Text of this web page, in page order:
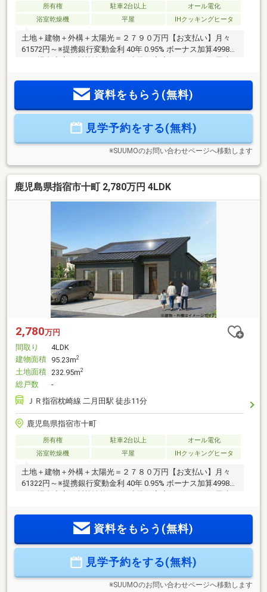
所有権 駐車2台以上
オール電化
浴室乾燥機
平屋 IHクッキングヒータ
土地＋建物＋外構＋太陽光＝２７９０万円【お支払い】月々
61572円～※提携銀行変動金利 40年 0.95% ボーナス加算49980
円の場合◆高い断熱性能のZEH水準住宅◆４ＬＤＫ、平屋建
ーク・ウォークインクローゼット・全居室クローゼット）で
お部屋が片付く！◆太陽光4.6ｋｗ標準装備とオール電化で
機、家事動線など家事ラクラク！◆省令準耐火構造で火災保
険がお安くなる！ご見学できます。お住まいのこともご相談
資料をもらう(無料)
見学予約をする(無料)
※SUUMOのお問い合わせページへ移動します
鹿児島県指宿市十町 2,780万円 4LDK
2,780万円
間取り
4LDK
建物面積 95.23m2
土地面積 232.95m2
総戸数
-
ＪＲ指宿枕崎線 二月田駅 徒歩11分
鹿児島県指宿市十町
所有権 駐車2台以上
オール電化
浴室乾燥機
平屋 IHクッキングヒータ
土地＋建物＋外構＋太陽光＝２７８０万円【お支払い】月々
61322円～※提携銀行変動金利 40年 0.95% ボーナス加算49980
ーク・ウォークインクローゼット・全居室クローゼット）で
お部屋が片付く！◆太陽光4.3ｋｗ標準装備とオール電化で
険がお安くなる！ご見学できます。お住まいのこともご相談
ください。【TEL 0995-55-5510】
資料をもらう(無料)
見学予約をする(無料)
※SUUMOのお問い合わせページへ移動します